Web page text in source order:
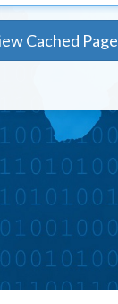
Cached Page